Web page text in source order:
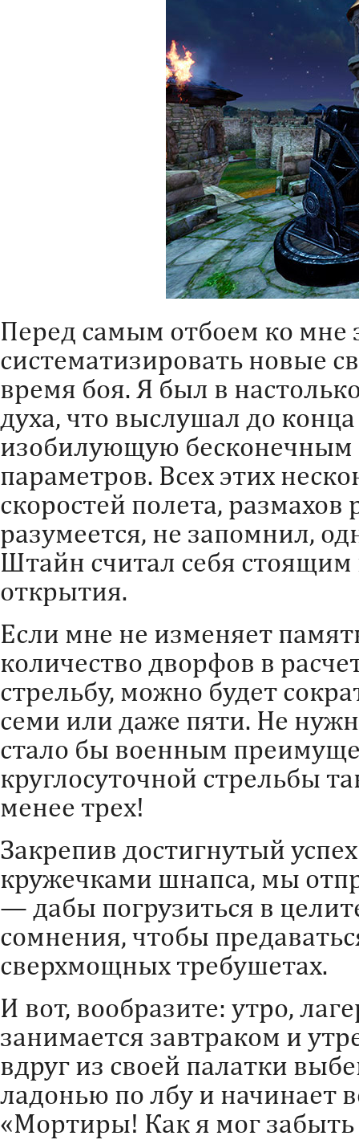
Перед самым отбоем ко
систематизировать новые
время боя. Я был в
духа, что выслушал до
изобилующую бесконечным
параметров. Всех этих
скоростей полета, размахов
разумеется, не запомнил,
Штайн считал себя стоящим
открытия.
Если мне не изменяет
количество дворфов в
стрельбу, можно будет
семи или даже пяти. Не
стало бы военным
круглосуточной стрельбы
менее трех!
Закрепив достигнутый
кружечками шнапса, мы
— дабы погрузиться в
сомнения, чтобы
сверхмощных требушетах.
И вот, вообразите: утро,
занимается завтраком и
вдруг из своей палатки
ладонью по лбу и начинает
«Мортиры! Как я мог